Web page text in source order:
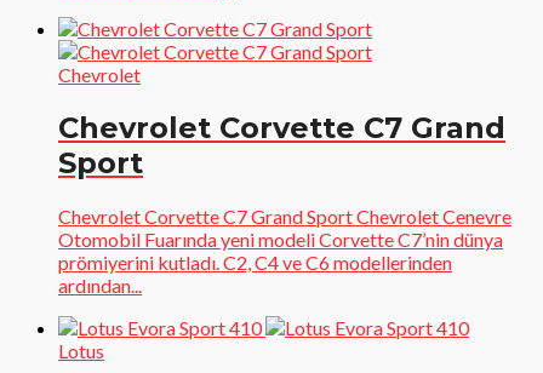
Chevrolet
Chevrolet Corvette C7 Grand
Sport
Chevrolet Corvette C7 Grand Sport Chevrolet Cenevre
Otomobil Fuarında yeni modeli Corvette C7’nin dünya
prömiyerini kutladı. C2, C4 ve C6 modellerinden
ardından...
Lotus